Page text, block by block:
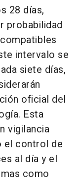
28 días,
probabilidad
intervalo se
siete días,
oficial del
Esta
vigilancia
el control de
al día y el
como